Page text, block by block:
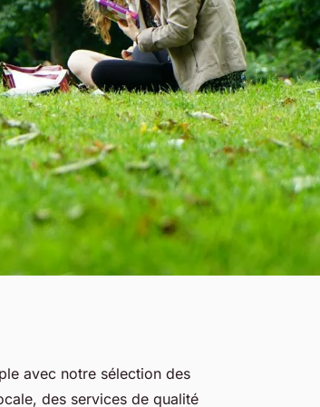
àavec notre sélection des
des services de qualité